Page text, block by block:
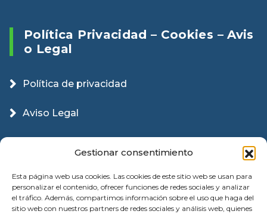
Gestionar consentimiento
Esta página web usa cookies. Las cookies de este sitio web se usan para
personalizar el contenido, ofrecer funciones de redes sociales y analizar
el tráfico. Además, compartimos información sobre el uso que haga del
sitio web con nuestros partners de redes sociales y análisis web, quienes
Política Privacidad – Cookies – Avis
O Legal
Política de privacidad
Aviso Legal